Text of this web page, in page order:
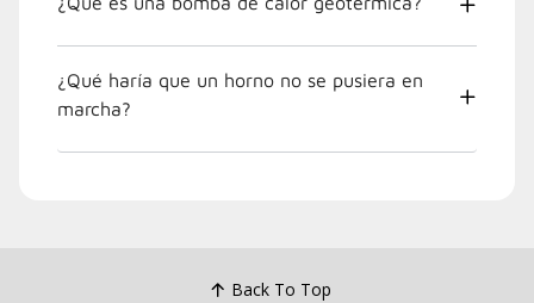
¿Qué haría que un horno no se pusiera en
marcha?
Back To Top